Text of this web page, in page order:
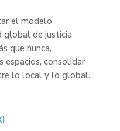
el modelo
global de justicia
que nunca,
consolidar
lo local y lo global.